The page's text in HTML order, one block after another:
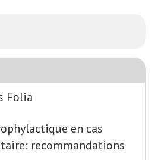
Folia
en cas
recommandations